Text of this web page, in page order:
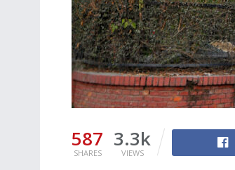
587
SHARES
3.3k
VIEWS